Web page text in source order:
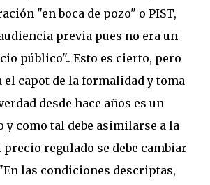
"en boca de pozo" o PIST,
previa pues no era un
público".. Esto es cierto, pero
el capot de la formalidad y toma
desde hace años es un
y como tal debe asimilarse a la
precio regulado se debe cambiar
las condiciones descriptas,